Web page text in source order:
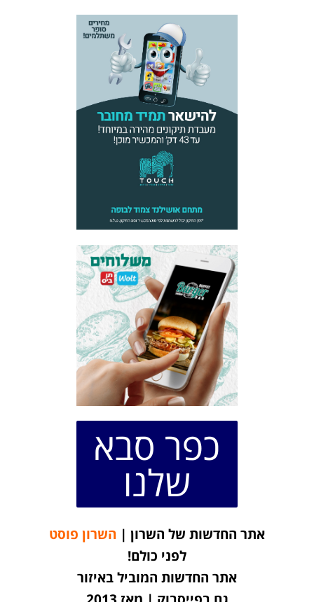
כפר סבא
שלנו
אתר החדשות של השרון | השרון פוסט
לפני כולם!
אתר החדשות המוביל באיזור